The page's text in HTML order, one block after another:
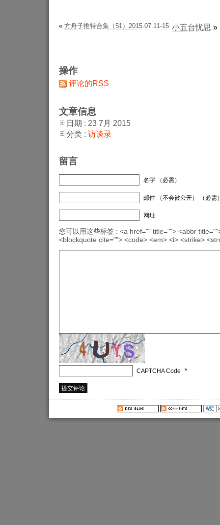
« 方舟子推特合集（51）2015.07.11-15 小五台忧思 »
操作
评论的RSS
文章信息
日期 : 23 7月 2015
分类 : 访谈录
留言
名字 （必需）
邮件 （不会被公开） （必需
网址
您可以用这些标签 : <a href="" title=""> <abbr
<blockquote cite=""> <code> <em> <i> <strike>
CAPTCHA Code *